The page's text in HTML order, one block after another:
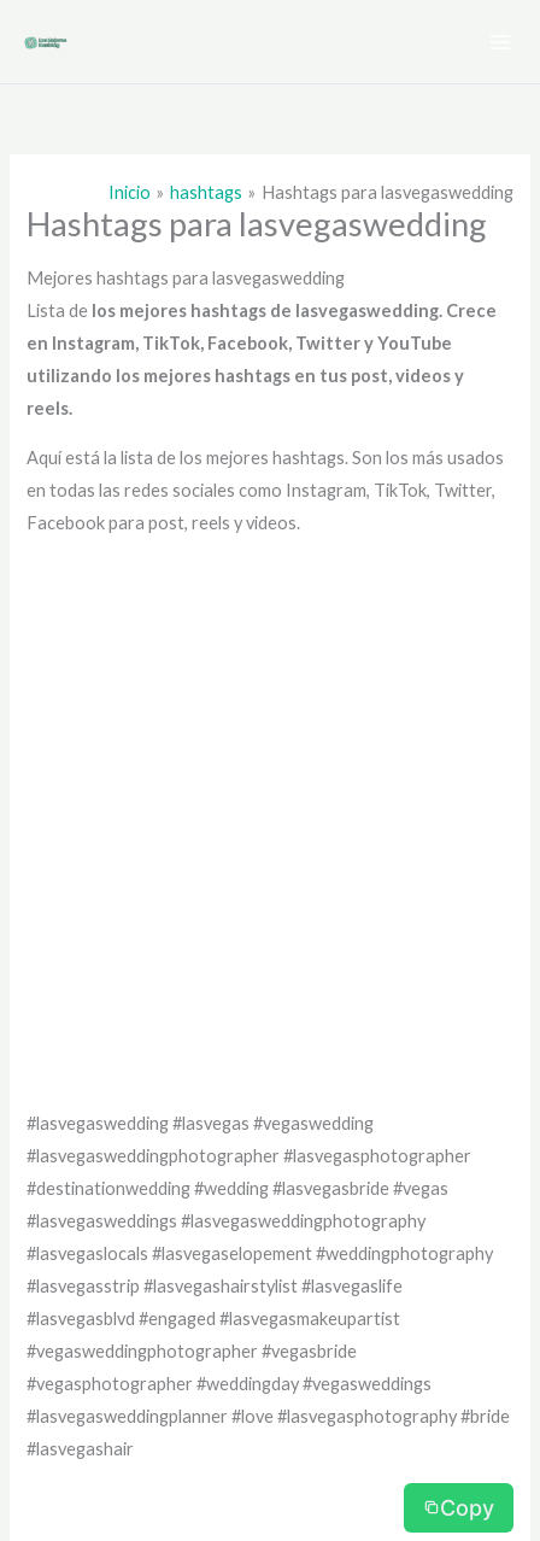
Inicio hashtags Hashtags para lasvegaswedding
Hashtags para lasvegaswedding
Mejores hashtags para lasvegaswedding
Lista de los mejores hashtags de lasvegaswedding. Crece
en Instagram, TikTok, Facebook, Twitter y YouTube
utilizando los mejores hashtags en tus post, videos y
reels.
Aquí está la lista de los mejores hashtags. Son los más usados
en todas las redes sociales como Instagram, TikTok, Twitter,
Facebook para post, reels y videos.
#lasvegaswedding #lasvegas #vegaswedding
#lasvegasweddingphotographer #lasvegasphotographer
#destinationwedding #wedding #lasvegasbride #vegas
#lasvegasweddings #lasvegasweddingphotography
#lasvegaslocals #lasvegaselopement #weddingphotography
#lasvegasstrip #lasvegashairstylist #lasvegaslife
#lasvegasblvd #engaged #lasvegasmakeupartist
#vegasweddingphotographer #vegasbride
#vegasphotographer #weddingday #vegasweddings
#lasvegasweddingplanner #love #lasvegasphotography #bride
#lasvegashair
Copy